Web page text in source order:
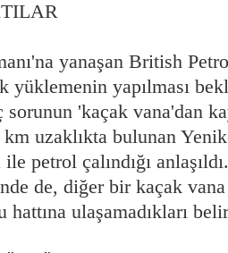
yanaşan British
yapılması
sorunun 'kaçak vana'dan
uzaklıkta bulunan
petrol çalındığı
de, diğer bir kaçak
hattına ulaşamadıkları